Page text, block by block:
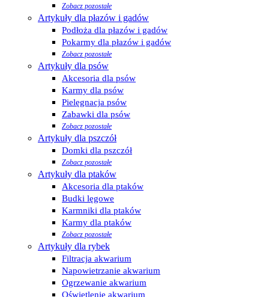
Zobacz pozostałe
Artykuły dla płazów i gadów
Podłoża dla płazów i gadów
Pokarmy dla płazów i gadów
Zobacz pozostałe
Artykuły dla psów
Akcesoria dla psów
Karmy dla psów
Pielęgnacja psów
Zabawki dla psów
Zobacz pozostałe
Artykuły dla pszczół
Domki dla pszczół
Zobacz pozostałe
Artykuły dla ptaków
Akcesoria dla ptaków
Budki lęgowe
Karmniki dla ptaków
Karmy dla ptaków
Zobacz pozostałe
Artykuły dla rybek
Filtracja akwarium
Napowietrzanie akwarium
Ogrzewanie akwarium
Oświetlenie akwarium